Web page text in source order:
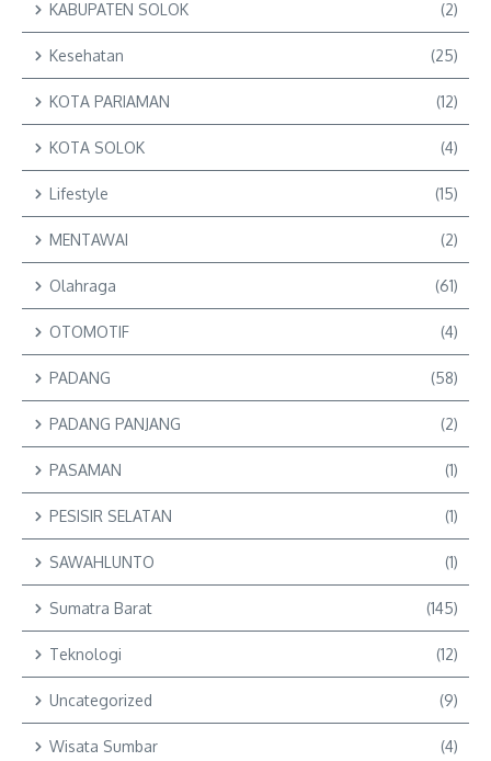
KABUPATEN SOLOK (2)
Kesehatan (25)
KOTA PARIAMAN (12)
KOTA SOLOK (4)
Lifestyle (15)
MENTAWAI (2)
Olahraga (61)
OTOMOTIF (4)
PADANG (58)
PADANG PANJANG (2)
PASAMAN (1)
PESISIR SELATAN (1)
SAWAHLUNTO (1)
Sumatra Barat (145)
Teknologi (12)
Uncategorized (9)
Wisata Sumbar (4)